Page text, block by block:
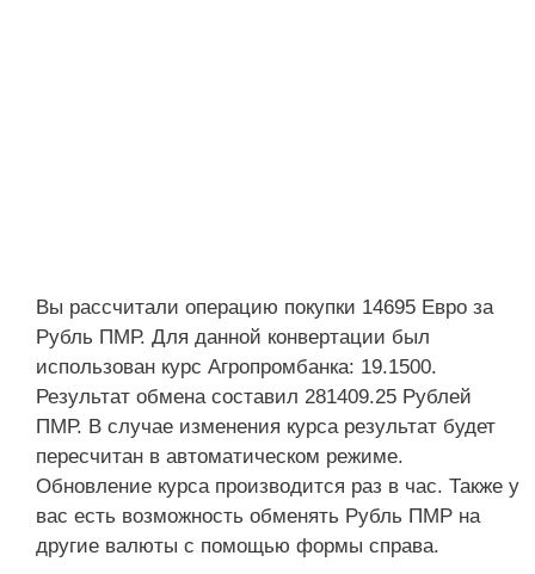
Вы рассчитали операцию покупки 14695 Евро за
Рубль ПМР. Для данной конвертации был
использован курс Агропромбанка: 19.1500.
Результат обмена составил 281409.25 Рублей
ПМР. В случае изменения курса результат будет
пересчитан в автоматическом режиме.
Обновление курса производится раз в час. Также у
вас есть возможность обменять Рубль ПМР на
другие валюты с помощью формы справа.